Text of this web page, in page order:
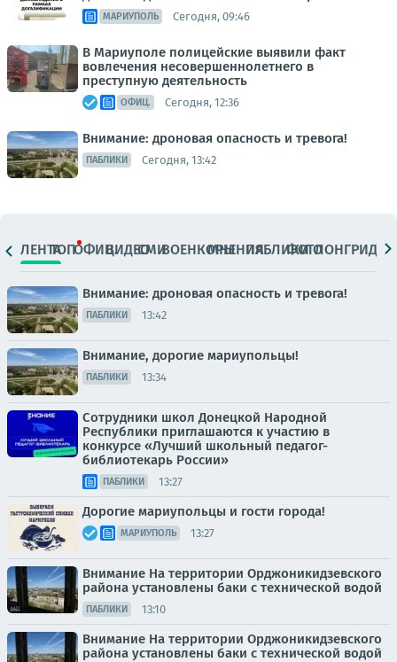
МАРИУПОЛЬ Сегодня, 09:46
В Мариуполе полицейские выявили факт
вовлечения несовершеннолетнего в
преступную деятельность
ОФИЦ. Сегодня, 12:36
Внимание: дроновая опасность и тревога!
ПАБЛИКИ Сегодня, 13:42
ЛЕНТАТОПОФИЦ.ВИДЕОСМИВОЕНКОРЫМНЕНИЯПАБЛИКИ
ФОТОЛОНГРИДЫ
Внимание: дроновая опасность и тревога!
ПАБЛИКИ 13:42
Внимание, дорогие мариупольцы!
ПАБЛИКИ 13:34
Сотрудники школ Донецкой Народной
Республики приглашаются к участию в
конкурсе «Лучший школьный педагог-
библиотекарь России»
ПАБЛИКИ 13:27
Дорогие мариупольцы и гости города!
МАРИУПОЛЬ 13:27
Внимание На территории Орджоникидзевского
района установлены баки с технической водой
ПАБЛИКИ 13:10
Внимание На территории Орджоникидзевского
района установлены баки с технической водой